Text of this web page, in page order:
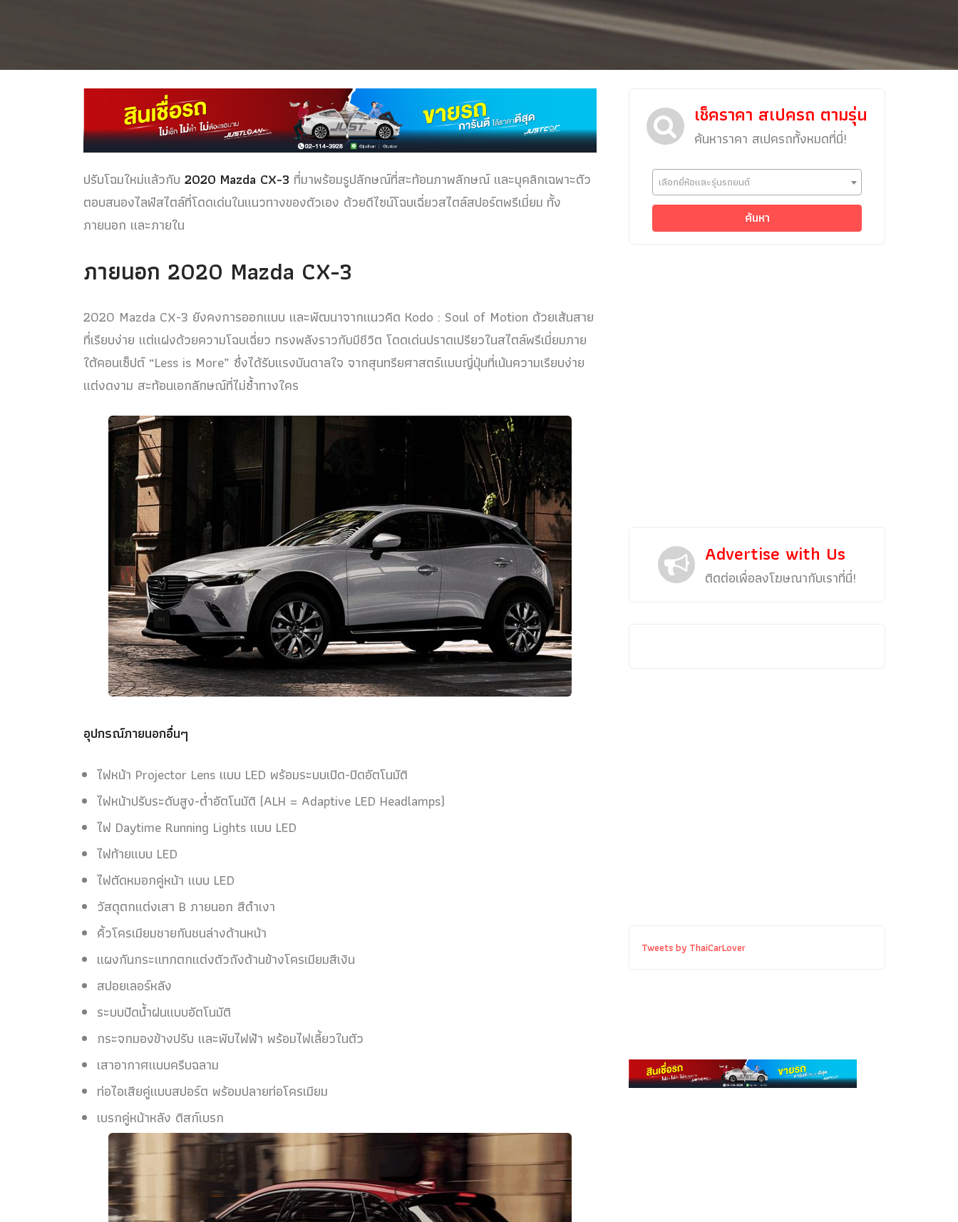
Concept Car
ปรับโฉมใหม่แล้วกับ 2020 Mazda CX-3 ที่มาพร้อมรูปลักษณ์ที่สะท้อนภาพลักษณ์ และบุคลิกเฉพาะตัว
ตอบสนองไลฟ์สไตล์ที่โดดเด่นในแนวทางของตัวเอง ด้วยดีไซน์โฉบเฉี่ยวสไตล์สปอร์ตพรีเมี่ยม ทั้ง
ภายนอก และภายใน
ภายนอก 2020 Mazda CX-3
2020 Mazda CX-3 ยังคงการออกแบบ และพัฒนาจากแนวคิด Kodo : Soul of Motion ด้วยเส้นสาย
ที่เรียบง่าย แต่แฝงด้วยความโฉบเฉี่ยว ทรงพลังราวกับมีชีวิต โดดเด่นปราดเปรียวในสไตล์พรีเมี่ยมภาย
ใต้คอนเซ็ปต์ “Less is More” ซึ่งได้รับแรงบันดาลใจ จากสุนทรียศาสตร์แบบญี่ปุ่นที่เน้นความเรียบง่าย
แต่งดงาม สะท้อนเอกลักษณ์ที่ไม่ซ้ำทางใคร
อุปกรณ์ภายนอกอื่นๆ
ไฟหน้า Projector Lens แบบ LED พร้อมระบบเปิด-ปิดอัตโนมัติ
ไฟหน้าปรับระดับสูง-ต่ำอัตโนมัติ (ALH = Adaptive LED Headlamps)
ไฟ Daytime Running Lights แบบ LED
ไฟท้ายแบบ LED
ไฟตัดหมอกคู่หน้า แบบ LED
วัสดุตกแต่งเสา B ภายนอก สีดำเงา
คิ้วโครเมียมชายกันชนล่างด้านหน้า
แผงกันกระแทกตกแต่งตัวถังด้านข้างโครเมียมสีเงิน
สปอยเลอร์หลัง
ระบบปัดน้ำฝนแบบอัตโนมัติ
กระจกมองข้างปรับ และพับไฟฟ้า พร้อมไฟเลี้ยวในตัว
เสาอากาศแบบครีบฉลาม
ท่อไอเสียคู่แบบสปอร์ต พร้อมปลายท่อโครเมียม
เบรกคู่หน้าหลัง ดิสก์เบรก
เช็คราคา สเปครถ ตามรุ่น
ค้นหาราคา สเปครถทั้งหมดที่นี่!
เลือกยี่ห้อและรุ่นรถยนต์
ค้นหา
Advertise with Us
ติดต่อเพื่อลงโฆษณากับเราที่นี่!
Tweets by ThaiCarLover